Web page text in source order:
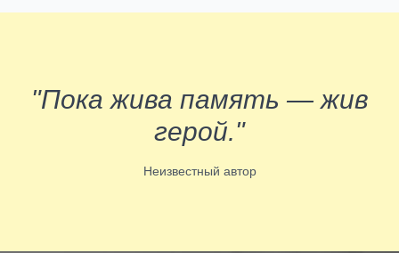
"Пока жива память — жив
герой."
Неизвестный автор